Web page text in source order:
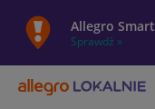
Allegro
Sprawdź »